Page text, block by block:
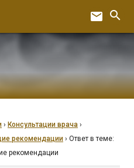
email search
› Консультации врача ›
рекомендации › Ответ в теме:
рекомендации